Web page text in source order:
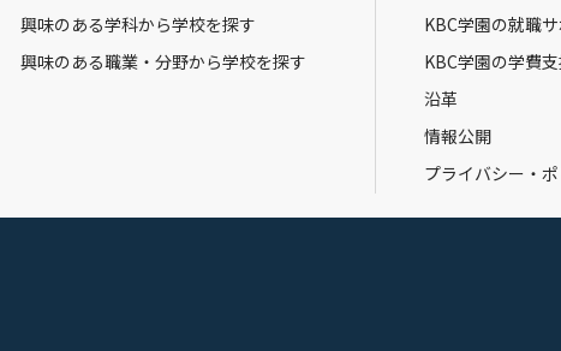
興味のある学科から学校を探す
興味のある職業・分野から学校を探す
KBC学園の就職
KBC学園の学費
沿革
情報公開
プライバシー・